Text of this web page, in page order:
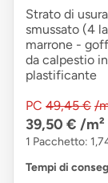
Strato di
smussato (4
marrone -
da calpestio
plastificante
PC 49,45 € /
39,50 € /m²
1 Pacchetto:
Tempi di